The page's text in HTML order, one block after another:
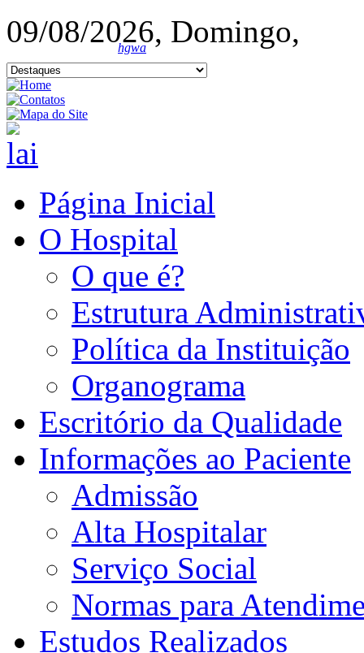
09/08/2026, Domingo,
hgwa
Página Inicial
O Hospital
O que é?
Estrutura
Política da Instituição
Organograma
Escritório da Qualidade
Informações ao Paciente
Admissão
Alta Hospitalar
Serviço Social
Normas para
Estudos Realizados